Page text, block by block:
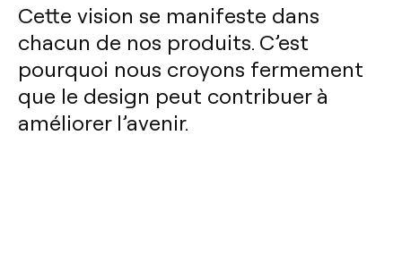
Cette vision se manifeste dans
chacun de nos produits. C’est
pourquoi nous croyons fermement
que le design peut contribuer à
améliorer l’avenir.